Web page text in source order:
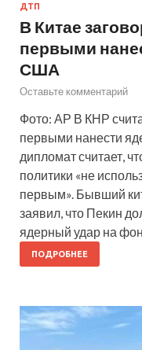
ДТП
В Китае
первыми
США
Оставьте комментарий
Фото: АР В КНР
первыми нанести
дипломат считает,
политики «не
первым». Бывший
заявил, что Пекин
ядерный удар на
ПОДРОБНЕЕ